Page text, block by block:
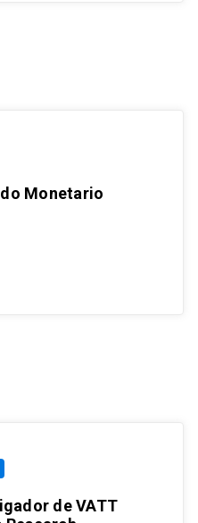
Monetario
de VATT